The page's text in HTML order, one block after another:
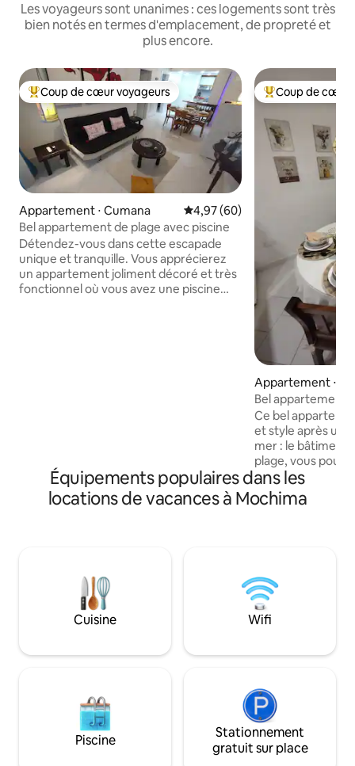
Les voyageurs sont unanimes : ces logements sont très
bien notés en termes d'emplacement, de propreté et
plus encore.
Coups de cœur voyageurs les plus appréciés
Coup de cœur voyageurs
Appartement ⋅ Cumana Évaluation moyenne sur la
4,97 (60)
Bel appartement de plage avec piscine
Détendez-vous dans cette escapade
unique et tranquille. Vous apprécierez
un appartement joliment décoré et très
fonctionnel où vous avez une piscine
Coups de cœur
Coup de cœur
Appartement ⋅
Bel appartement
Ce bel
et style après
mer : le bâtiment
plage, vous
profiter de la mer
secondes, puis
piscine. La
déjeuner. La
excellente. Vous
calme, sûre et
Comme une bulle
Équipements populaires dans les
locations de vacances à Mochima
Cuisine Wifi
Piscine
Stationnement
gratuit sur place